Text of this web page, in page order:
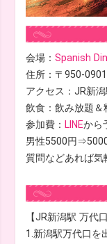
会場：Spanish
住所：〒950-
アクセス：JR新
飲食：飲み放題＆
参加費： LINEから
男性5500円
質問などあれば気
【JR新潟駅 万代
1.新潟駅万代口を